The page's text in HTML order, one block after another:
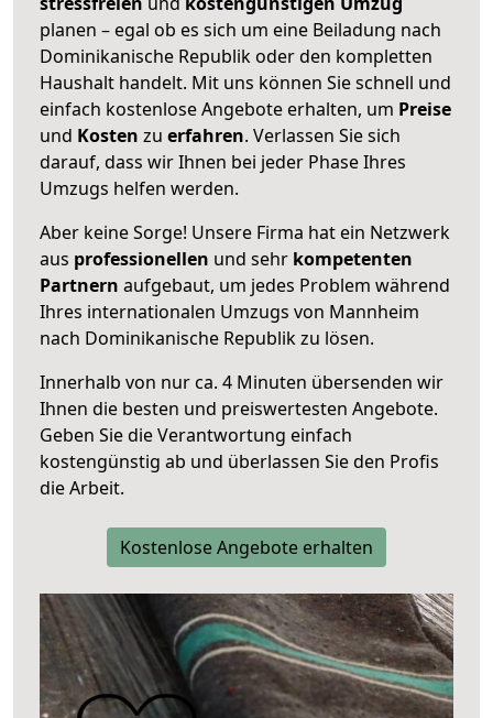
planen – egal ob es sich um eine Beiladung nach
Dominikanische Republik oder den kompletten
Haushalt handelt. Mit uns können Sie schnell und
einfach kostenlose Angebote erhalten, um Preise
und Kosten zu erfahren. Verlassen Sie sich
darauf, dass wir Ihnen bei jeder Phase Ihres
Umzugs helfen werden.
Aber keine Sorge! Unsere Firma hat ein Netzwerk
aus professionellen und sehr kompetenten
Partnern aufgebaut, um jedes Problem während
Ihres internationalen Umzugs von Mannheim
nach Dominikanische Republik zu lösen.
Innerhalb von nur ca. 4 Minuten übersenden wir
Ihnen die besten und preiswertesten Angebote.
Geben Sie die Verantwortung einfach
kostengünstig ab und überlassen Sie den Profis
die Arbeit.
Kostenlose Angebote erhalten